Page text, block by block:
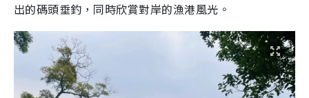
出的碼頭垂釣，同時欣賞對岸的漁港風光。